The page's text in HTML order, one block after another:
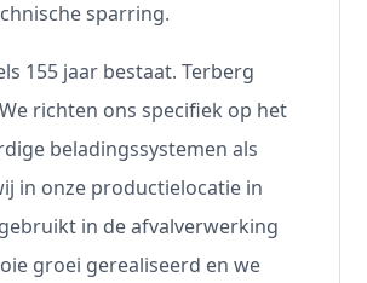
sparring.
155 jaar bestaat. Terberg
richten ons specifiek op het
beladingssystemen als
in onze productielocatie in
in de afvalverwerking
groei gerealiseerd en we